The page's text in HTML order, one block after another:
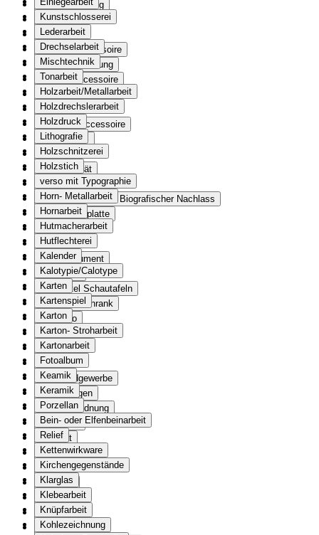
Kopfbedeckung
Tracht
Schuhe
Tasche; Accessoire
Damenbekleidung
Tracht; Accessoire
Uniform
Wäsche
Kleidungsaccessoire
Kochgefäss
Kruzifix
Küchengerät
Kultgegenstand
Künstlerischer und Biografischer Nachlass
Kupferstichplatte
Landkarte
Globus
Lärminstrument
Lehrmittel
Lehrmittel Schautafeln
Lehrmittelschrank
Leporello
Lernen
Lithografie
Malerei
Leinwandgewerbe
Zeichnungen
Marktverordnung
Maschine
Apparat
Maske
Matrize
Medaille
Medaillon
Medallion
Medizinbesteck
Kunstschlosserei
Lederarbeit
Drechselarbeit
Mischtechnik
Tonarbeit
Holzarbeit/Metallarbeit
Holzdrechslerarbeit
Holzdruck
Lithografie
Holzschnitzerei
Holzstich
verso mit Typographie
Horn- Metallarbeit
Hornarbeit
Hutmacherarbeit
Hutflechterei
Kalender
Kalotypie/Calotype
Karten
Kartenspiel
Karton
Karton- Stroharbeit
Kartonarbeit
Fotoalbum
Keamik
Keramik
Porzellan
Bein- oder Elfenbeinarbeit
Relief
Kettenwirkware
Kirchengegenstände
Klarglas
Klebearbeit
Knüpfarbeit
Kohlezeichnung